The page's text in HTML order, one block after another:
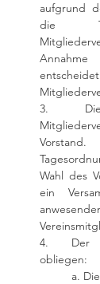
aufgrund
die
3.
Wahl des
ein
4. Der
obliegen:
a.